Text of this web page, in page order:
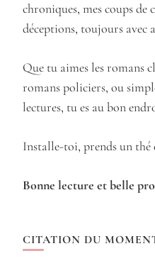
chroniques, mes coups de
déceptions, toujours avec
Que tu aimes les romans
romans policiers, ou
lectures, tu es au bon
Installe-toi, prends un thé
Bonne lecture et belle
CITATION DU